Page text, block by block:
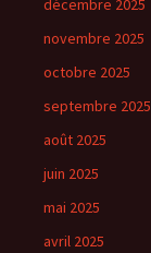
décembre 2025
novembre 2025
octobre 2025
septembre 2025
août 2025
juin 2025
mai 2025
avril 2025